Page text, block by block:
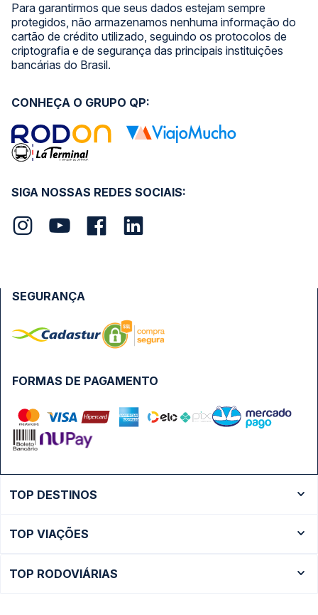
Para garantirmos que seus dados estejam sempre
protegidos, não armazenamos nenhuma informação do
cartão de crédito utilizado, seguindo os protocolos de
criptografia e de segurança das principais instituições
bancárias do Brasil.
SIGA NOSSAS REDES SOCIAIS:
CONHEÇA O GRUPO QP:
FORMAS DE PAGAMENTO
SEGURANÇA
TOP DESTINOS
Ônibus São Paulo
TOP VIAÇÕES
TOP RODOVIÁRIAS